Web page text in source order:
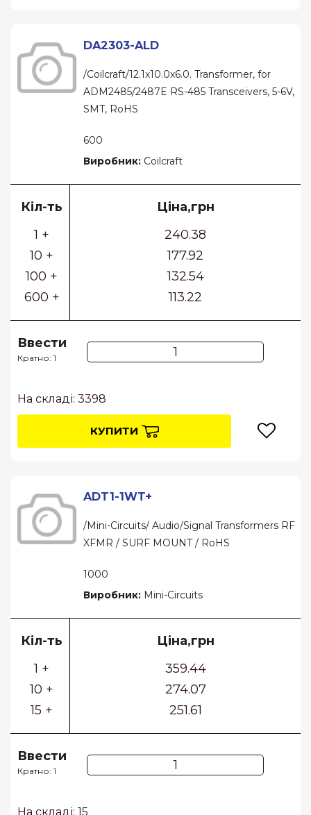
DA2303-ALD
/Coilcraft/12.1x10.0x6.0. Transformer, for
ADM2485/2487E RS-485 Transceivers, 5-6V,
SMT, RoHS
600
Виробник: Coilcraft
Кіл-ть
1 +
10 +
100 +
600 +
Ціна,грн
240.38
177.92
132.54
113.22
Ввести
Кратно: 1
На складі: 3398
КУПИТИ
ADT1-1WT+
/Mini-Circuits/ Audio/Signal Transformers RF
XFMR / SURF MOUNT / RoHS
1000
Виробник: Mini-Circuits
Кіл-ть
1 +
10 +
15 +
Ціна,грн
359.44
274.07
251.61
Ввести
Кратно: 1
На складі: 15